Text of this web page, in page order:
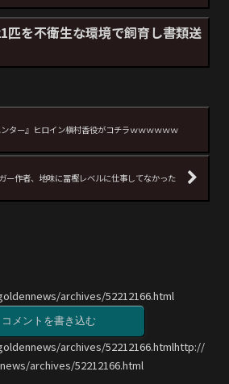
匹を不衛生な環境で飼育し書類送
ンター』ヒロイン槇村香役がコチラｗｗｗｗｗｗ
ー作者、地味に冨樫レベルに仕事してなかった
archives/52212166.html
コメントを書き込む
archives/52212166.htmlhttp://
archives/52212166.html